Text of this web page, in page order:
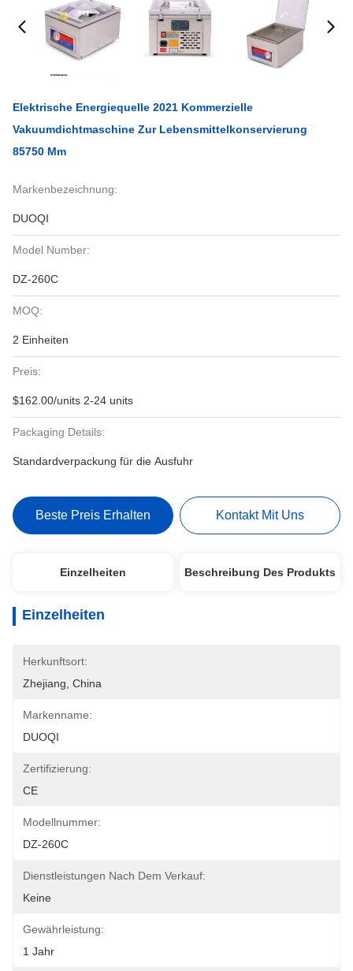
Elektrische Energiequelle 2021 Kommerzielle
Vakuumdichtmaschine Zur Lebensmittelkonservierung
85750 Mm
Markenbezeichnung:
DUOQI
Model Number:
DZ-260C
MOQ:
2 Einheiten
Preis:
$162.00/units 2-24 units
Packaging Details:
Standardverpackung für die Ausfuhr
Beste Preis Erhalten Kontakt Mit Uns
Einzelheiten Beschreibung Des Produkts
Einzelheiten
Herkunftsort:
Zhejiang, China
Markenname:
DUOQI
Zertifizierung:
CE
Modellnummer:
DZ-260C
Dienstleistungen Nach Dem Verkauf:
Keine
Gewährleistung:
1 Jahr